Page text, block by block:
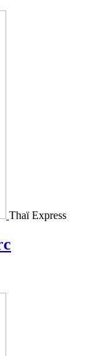
Thaï Express